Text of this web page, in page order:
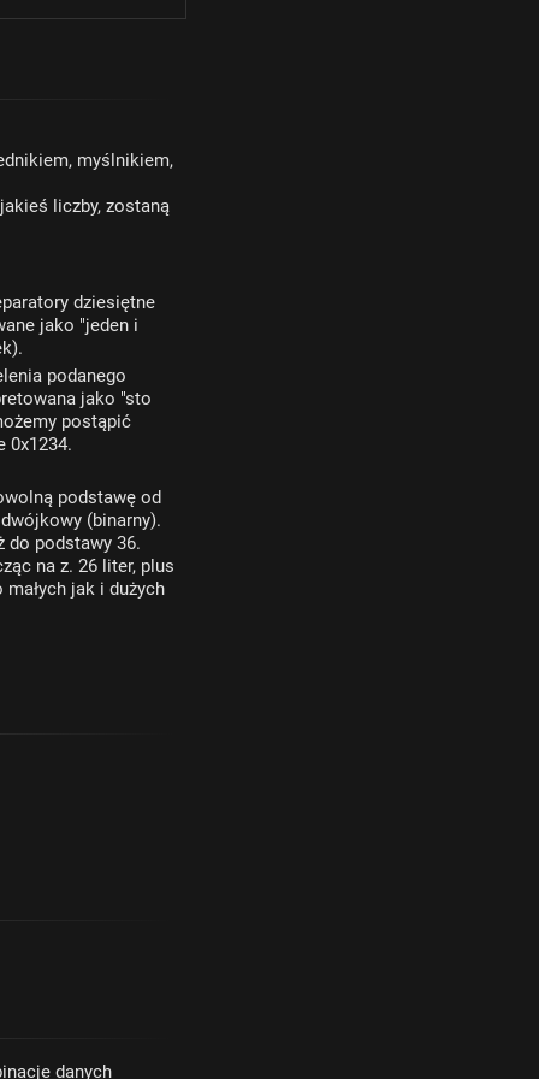
myślnikiem,
liczby, zostaną
dziesiętne
jako "jeden i
podanego
jako "sto
postąpić
0x1234.
podstawę od
(binarny).
do podstawy 36.
na z. 26 liter, plus
jak i dużych
danych